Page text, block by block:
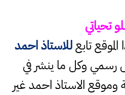
تحياتي
الموقع تابعللاستاذ احمد
رسمي وكل ما ينشر في
وموقع الاستاذ احمد غير